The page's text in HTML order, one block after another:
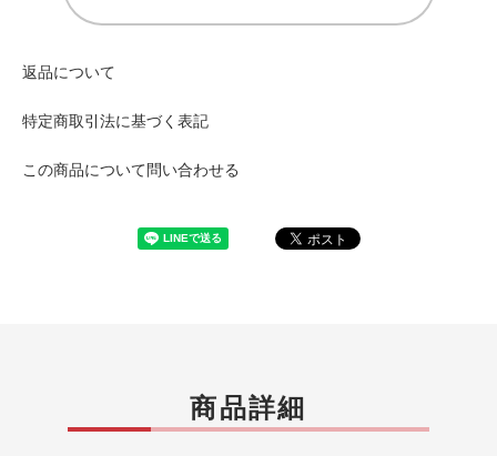
返品について
特定商取引法に基づく表記
この商品について問い合わせる
商品詳細